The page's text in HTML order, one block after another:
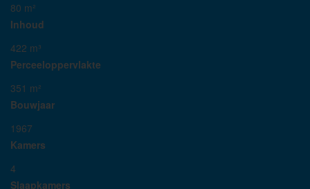
80 m²
Inhoud
422 m³
Perceeloppervlakte
351 m²
Bouwjaar
1967
Kamers
4
Slaapkamers